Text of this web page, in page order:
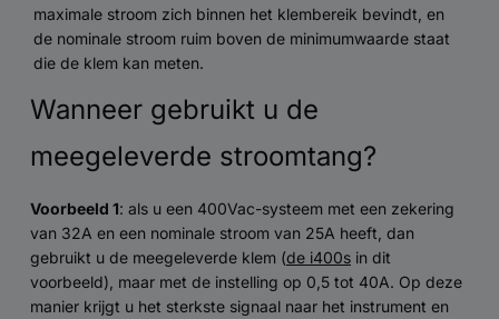
maximale stroom zich binnen het klembereik bevindt, en
de nominale stroom ruim boven de minimumwaarde staat
die de klem kan meten.
Wanneer gebruikt u de
meegeleverde stroomtang?
Voorbeeld 1: als u een 400Vac-systeem met een zekering
van 32A en een nominale stroom van 25A heeft, dan
gebruikt u de meegeleverde klem (de i400s in dit
voorbeeld), maar met de instelling op 0,5 tot 40A. Op deze
manier krijgt u het sterkste signaal naar het instrument en